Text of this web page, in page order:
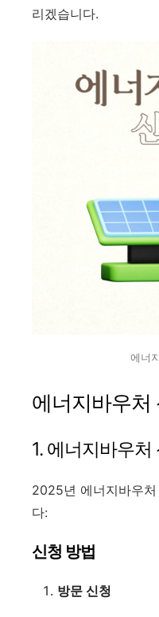
리겠습니다.
에너
에너지바우처
1. 에너지바우처
2025년 에너지바우
다:
신청 방법
방문 신청